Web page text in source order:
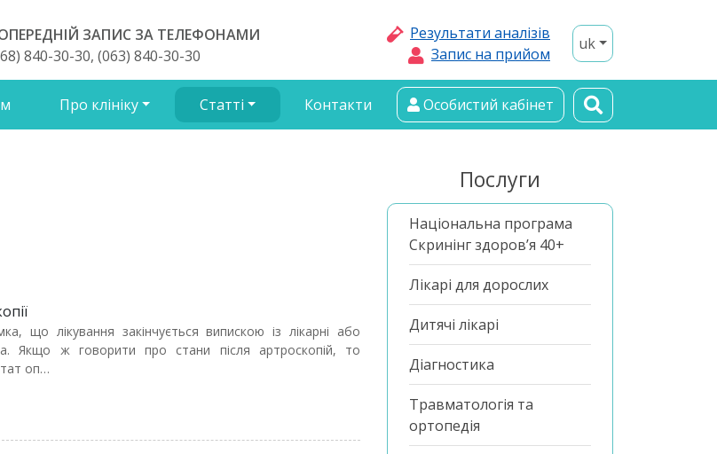
ЗАПИС ЗА ТЕЛЕФОНАМИ
840-30-30, (063) 840-30-30
Результати аналізів
Запис на прийом
uk
Про клініку Статті Контакти Особистий кабінет
що лікування закінчується випискою із лікарні або
Якщо ж говорити про стани після артроскопій, то
оп…
Послуги
Національна програма
Скринінг здоров’я 40+
Лікарі для дорослих
Дитячі лікарі
Діагностика
Травматологія та
ортопедія